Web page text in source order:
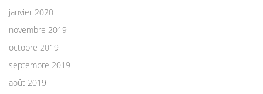
janvier 2020
novembre 2019
octobre 2019
septembre 2019
août 2019